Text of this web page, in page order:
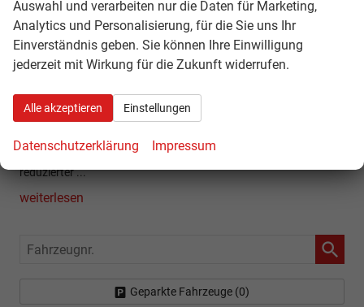
31.8.2020
Wenn im Kombiinstrument: „Bitte AdBlue nachfüllen – noch 1000
km“ angezeigt wird, darf diese Meldung nicht ignoriert werden.
Am Ende der 1000 km geht das Auto in den Notlauf mit
reduzierter ...
weiterlesen
Fahrzeugnr.
Geparkte Fahrzeuge (0)
Auswahl und verarbeiten nur die Daten für Marketing,
Analytics und Personalisierung, für die Sie uns Ihr
Einverständnis geben. Sie können Ihre Einwilligung
jederzeit mit Wirkung für die Zukunft widerrufen.
Alle akzeptieren Einstellungen
Datenschutzerklärung Impressum